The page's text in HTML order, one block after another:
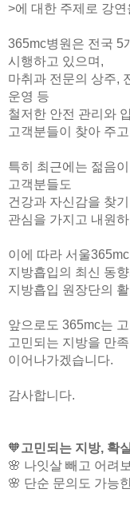
>에 대한 주제로 강
365mc병원은 전국 5
시행하고 있으며,
마취과 전문의 상주,
운영 등
철저한 안전 관리와
고객분들이 찾아 주
특히 최근에는 젊음
고객분들도
건강과 자신감을 찾
관심을 가지고 내원
이에 따라 서울
지방흡입의 최신 동
지방흡입 원장단의
앞으로도 365mc는
고민되는 지방을 만
이어나가겠습니다.
감사합니다.
🧡 고민되는 지방, 확
🌸 나잇살 빼고 어려
🌸 단순 문의도 가능